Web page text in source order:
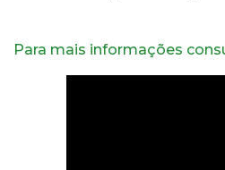
Para mais informações